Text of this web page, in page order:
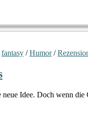
fantasy /Humor/
Idee. Doch wenn